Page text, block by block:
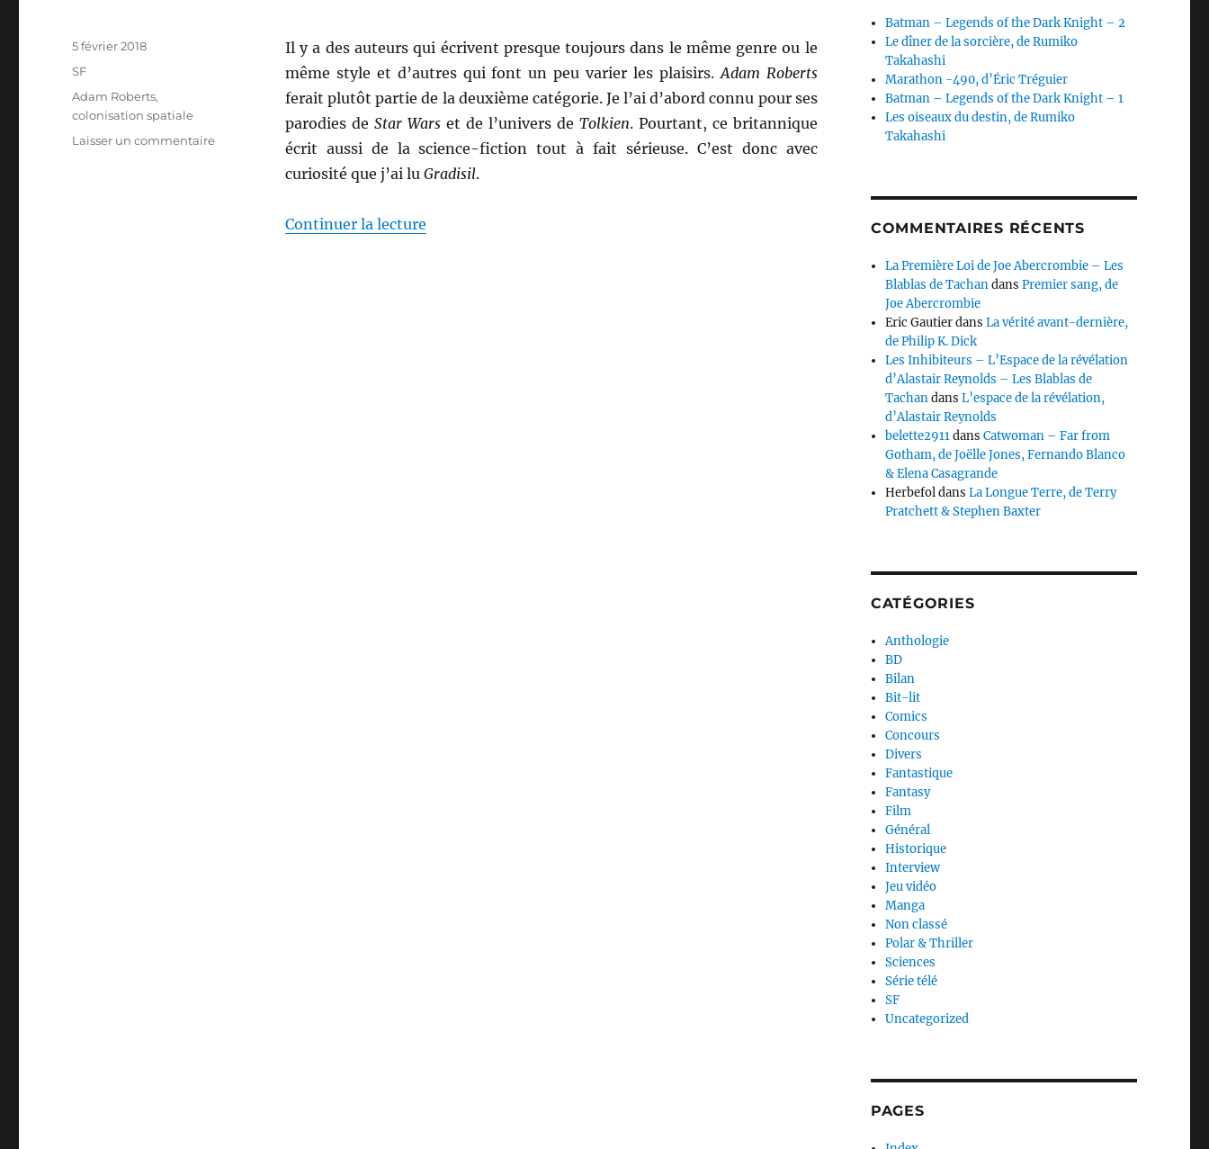
Il y a des auteurs qui écrivent presque toujours dans le même genre ou le
même style et d’autres qui font un peu varier les plaisirs.Adam Roberts
ferait plutôt partie de la deuxième catégorie. Je l’ai d’abord connu pour ses
parodies de Star Warset de l’univers de Tolkien. Pourtant, ce britannique
écrit aussi de la science-fiction tout à fait sérieuse. C’est donc avec
curiosité que j’ai lu Gradisil.
Continuer la lecturede « Gradisil, d’Adam Roberts »
Publié
5 février 2018
Catégories
SF
Étiquettes
Adam Roberts,
colonisation spatiale
Laisser un commentairesur
Batman – Legends of the Dark Knight – 2
Le dîner de la sorcière, de Rumiko
Takahashi
Marathon -490, d’Éric Tréguier
Batman – Legends of the Dark Knight – 1
Les oiseaux du destin, de Rumiko
Takahashi
COMMENTAIRES RÉCENTS
La Première Loi de Joe Abercrombie – Les
Blablas de TachandansPremier sang, de
Joe Abercrombie
Eric GautierdansLa vérité avant-dernière,
de Philip K. Dick
Les Inhibiteurs – L’Espace de la révélation
d’Alastair Reynolds – Les Blablas de
TachandansL’espace de la révélation,
d’Alastair Reynolds
belette2911dansCatwoman – Far from
Gotham, de Joëlle Jones, Fernando Blanco
& Elena Casagrande
HerbefoldansLa Longue Terre, de Terry
Pratchett & Stephen Baxter
CATÉGORIES
Anthologie
BD
Bilan
Bit-lit
Comics
Concours
Divers
Fantastique
Fantasy
Film
Général
Historique
Interview
Jeu vidéo
Manga
Non classé
Polar & Thriller
Sciences
Série télé
SF
Uncategorized
PAGES